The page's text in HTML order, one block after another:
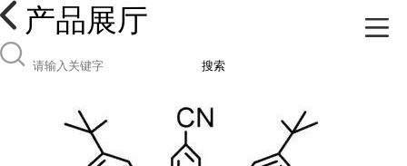
产品展厅
搜索